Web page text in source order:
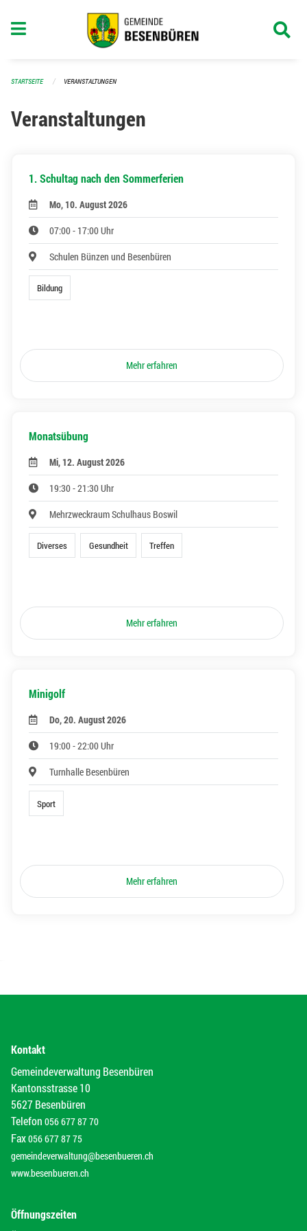
STARTSEITE VERANSTALTUNGEN
Veranstaltungen
1. Schultag nach den Sommerferien
Mo, 10. August 2026
07:00 - 17:00 Uhr
Schulen Bünzen und Besenbüren
Bildung
Mehr erfahren
Monatsübung
Mi, 12. August 2026
19:30 - 21:30 Uhr
Mehrzweckraum Schulhaus Boswil
Diverses Gesundheit Treffen
Mehr erfahren
Minigolf
Do, 20. August 2026
19:00 - 22:00 Uhr
Turnhalle Besenbüren
Sport
Mehr erfahren
Kontakt
Gemeindeverwaltung Besenbüren
Kantonsstrasse 10
5627 Besenbüren
Telefon 056 677 87 70
Fax056 677 87 75
gemeindeverwaltung@besenbueren.ch
www.besenbueren.ch
Öffnungszeiten